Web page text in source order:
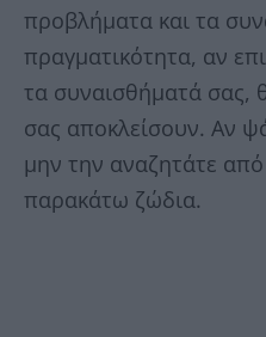
προβλήματα και τα
πραγματικότητα, αν
τα συναισθήματά σας,
σας αποκλείσουν. Αν
μην την αναζητάτε
παρακάτω ζώδια.